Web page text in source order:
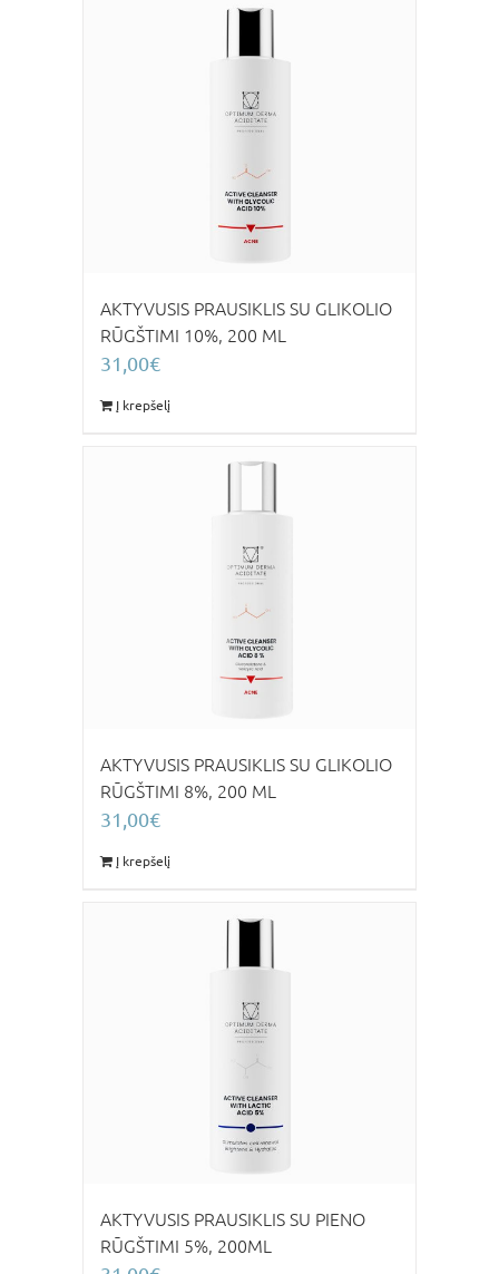
AKTYVUSIS PRAUSIKLIS SU GLIKOLIO
RŪGŠTIMI 10%, 200 ML
31,00€
Į krepšelį
AKTYVUSIS PRAUSIKLIS SU GLIKOLIO
RŪGŠTIMI 8%, 200 ML
31,00€
Į krepšelį
AKTYVUSIS PRAUSIKLIS SU PIENO
RŪGŠTIMI 5%, 200ML